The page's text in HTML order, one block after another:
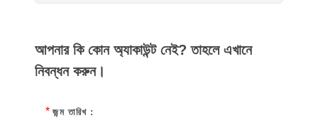
আপনার কি কোন অ্যাকাউন্ট নেই? তাহলে এখানে
নিবন্ধন করুন।
* জন্ম তারিখ :